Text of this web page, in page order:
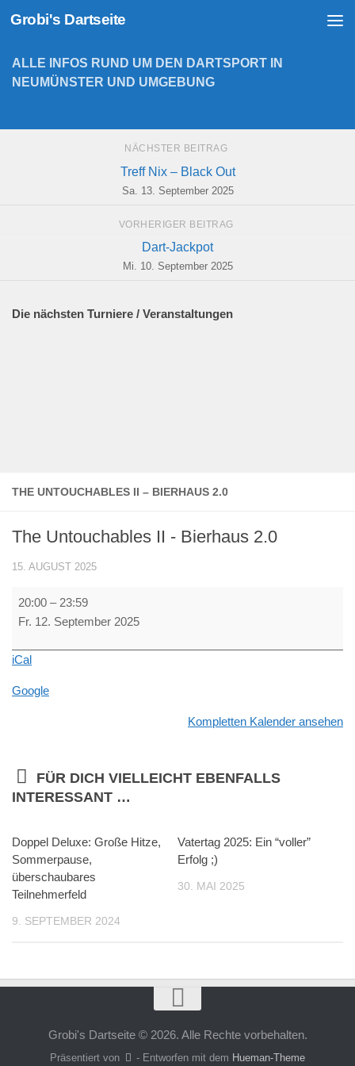
Zum Inhalt springen
Grobi's Dartseite
THE UNTOUCHABLES II – BIERHAUS 2.0
The Untouchables II - Bierhaus 2.0
15. AUGUST 2025
The
Untouchables
-
2.0
20:00 – 23:59
Fr. 12. September 2025
iCal
Google
Kompletten Kalender ansehen
FÜR DICH VIELLEICHT EBENFALLS
INTERESSANT …
Doppel Deluxe: Große Hitze,
Sommerpause,
überschaubares
Teilnehmerfeld
9. SEPTEMBER 2024
Vatertag 2025: Ein “voller”
Erfolg ;)
30. MAI 2025
ALLE INFOS RUND UM DEN DARTSPORT IN
NEUMÜNSTER UND UMGEBUNG
NÄCHSTER BEITRAG
Treff Nix – Black Out
Sa. 13. September 2025
VORHERIGER BEITRAG
Dart-Jackpot
Mi. 10. September 2025
Die nächsten Turniere / Veranstaltungen
Grobi's Dartseite © 2026. Alle Rechte vorbehalten.
Präsentiert von - Entworfen mit dem Hueman-Theme